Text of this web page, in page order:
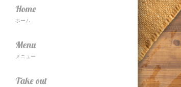
Home
ホーム
Menu
メニュー
Take out